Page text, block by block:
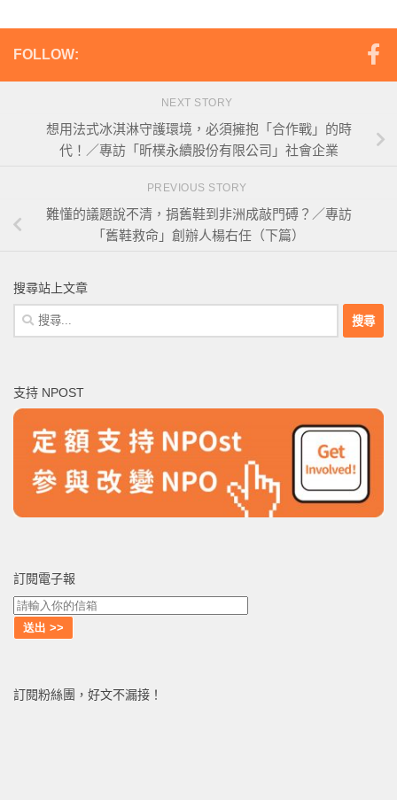
FOLLOW:
NEXT STORY
想用法式冰淇淋守護環境，必須擁抱「合作戰」的時
代！／專訪「昕樸永續股份有限公司」社會企業
PREVIOUS STORY
難懂的議題說不清，捐舊鞋到非洲成敲門磗？／專訪
「舊鞋救命」創辦人楊右任（下篇）
搜尋站上文章
搜
尋
字:
支持 NPOST
訂閱電子報
訂閱粉絲團，好文不漏接！